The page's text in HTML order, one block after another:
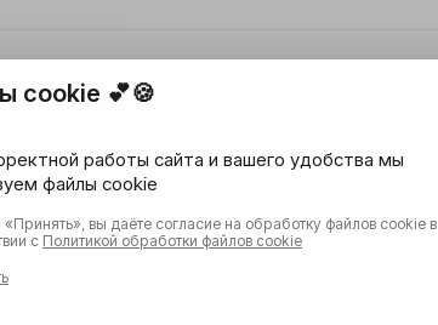
cookie 💕🍪
работы сайта и вашего удобства мы
файлы cookie
вы даёте согласие на обработку файлов cookie в
с Политикой обработки файлов cookie